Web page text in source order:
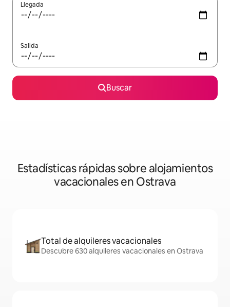
Llegada
Salida
Buscar
Estadísticas rápidas sobre alojamientos
vacacionales en Ostrava
Total de alquileres vacacionales
Descubre 630 alquileres vacacionales en Ostrava